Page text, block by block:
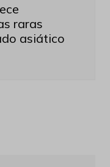
raras
asiático